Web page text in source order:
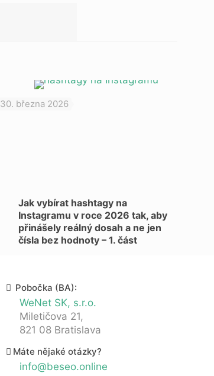
30. března 2026
Jak vybírat hashtagy na
Instagramu v roce 2026 tak, aby
přinášely reálný dosah a ne jen
čísla bez hodnoty – 1. část
Pobočka (BA):
WeNet SK, s.r.o.
Miletičova 21,
821 08 Bratislava
Máte nějaké otázky?
info@beseo.online